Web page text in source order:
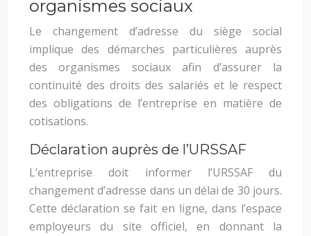
organismes sociaux
Le changement d’adresse du siège social
implique des démarches particulières auprès
des organismes sociaux afin d’assurer la
continuité des droits des salariés et le respect
des obligations de l’entreprise en matière de
cotisations.
Déclaration auprès de l’URSSAF
L’entreprise doit informer l’URSSAF du
changement d’adresse dans un délai de 30 jours.
Cette déclaration se fait en ligne, dans l’espace
employeurs du site officiel, en donnant la